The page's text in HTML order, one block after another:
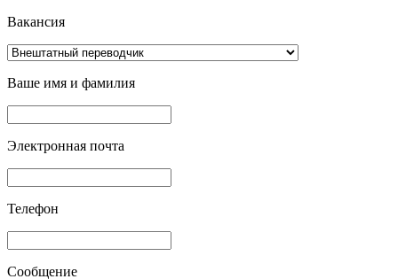
Вакансия
Ваше имя и фамилия
Электронная почта
Телефон
Сообщение